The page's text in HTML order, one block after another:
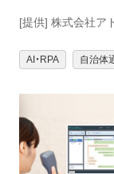
[提供] 株式会社ア
AI・RPA 自治体